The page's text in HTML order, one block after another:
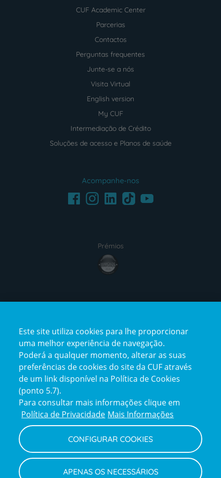
CUF Academic Center
Parcerias
Contactos
Perguntas frequentes
Junte-se a nós
Visita Virtual
English version
My CUF
Intermediação de Crédito
Soluções de acesso e Planos de saúde
Acompanhe-nos
FacebookInstagramLinkedInTikTokYoutube
Prémios
award4
certification2certification3
Reclamações
e
elogios
Política de Privacidade e Cookies
Declaração de Acessibilidade
Este site utiliza cookies para lhe proporcionar
uma melhor experiência de navegação.
Poderá a qualquer momento, alterar as suas
preferências de cookies do site da CUF através
de um link disponível na Política de Cookies
(ponto 5.7).
Para consultar mais informações clique em
Política de Privacidade Mais Informações
CONFIGURAR COOKIES
APENAS OS NECESSÁRIOS